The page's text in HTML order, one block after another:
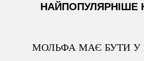
НАЙПОПУЛЯРНІШЕ
МОЛЬФА МАЄ БУТИ У